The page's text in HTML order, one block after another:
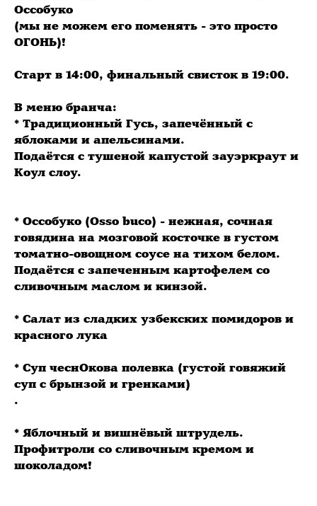
Оссобуко
(мы не можем его поменять - это просто
ОГОНЬ)!
Старт в 14:00, финальный свисток в 19:00.
В меню бранча:
* Традиционный Гусь, запечённый с
яблоками и апельсинами.
Подаётся с тушеной капустой зауэркраут и
Коул слоу.
* Оссобуко (Osso buco) - нежная, сочная
говядина на мозговой косточке в густом
томатно-овощном соусе на тихом белом.
Подаётся с запеченным картофелем со
сливочным маслом и кинзой.
* Салат из сладких узбекских помидоров и
красного лука
* Суп чеснОкова полевка (густой говяжий
суп с брынзой и гренками)
.
* Яблочный и вишнёвый штрудель.
Профитроли со сливочным кремом и
шоколадом!